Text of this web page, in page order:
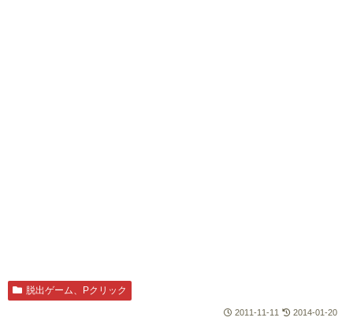
脱出ゲーム、Pクリック
2011-11-11 2014-01-20